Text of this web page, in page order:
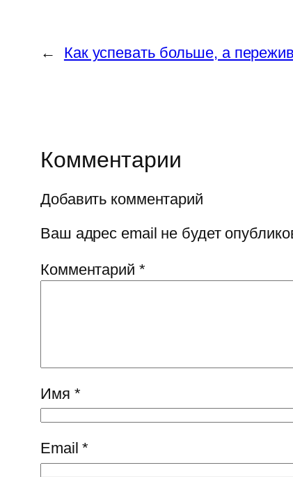
← Как успевать больше, а
Комментарии
Добавить комментарий
Ваш адрес email не будет
Комментарий *
Имя *
Email*